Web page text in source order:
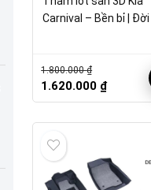
Carnival – Bền bỉ | Đời
1.800.000₫
Giá
gốc
1.620.000 ₫Giá
hiện